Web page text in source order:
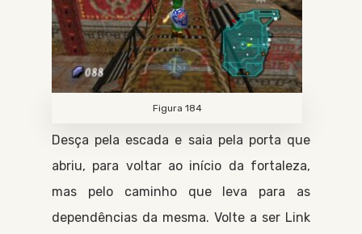
Figura 184
Desça pela escada e saia pela porta que
abriu, para voltar ao início da fortaleza,
mas pelo caminho que leva para as
dependências da mesma. Volte a ser Link